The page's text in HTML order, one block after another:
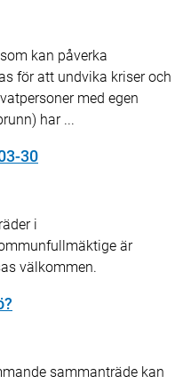
kan påverka
för att undvika kriser och
med egen
har ...
30
i
är
välkommen.
sammanträde kan